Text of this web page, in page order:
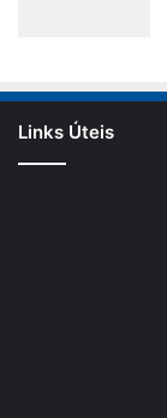
Links Úteis